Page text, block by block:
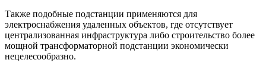
Также подобные подстанции применяются для
электроснабжения удаленных объектов, где отсутствует
централизованная инфраструктура либо строительство более
мощной трансформаторной подстанции экономически
нецелесообразно.